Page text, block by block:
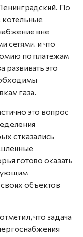
По
котельные
вне
сетями, и что
по платежам
развивать это
газа.
это вопрос
отказались
готово оказать
объектов
что задача